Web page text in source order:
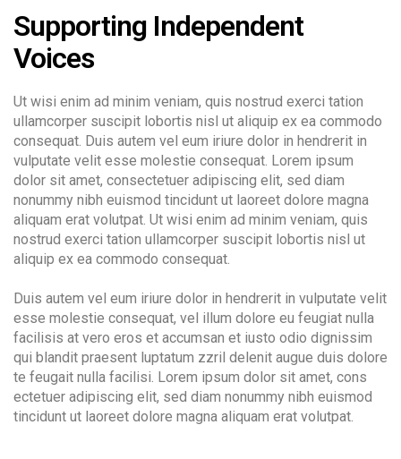
Supporting Independent
Voices
Ut wisi enim ad minim veniam, quis nostrud exerci tation
ullamcorper suscipit lobortis nisl ut aliquip ex ea commodo
consequat. Duis autem vel eum iriure dolor in hendrerit in
vulputate velit esse molestie consequat. Lorem ipsum
dolor sit amet, consectetuer adipiscing elit, sed diam
nonummy nibh euismod tincidunt ut laoreet dolore magna
aliquam erat volutpat. Ut wisi enim ad minim veniam, quis
nostrud exerci tation ullamcorper suscipit lobortis nisl ut
aliquip ex ea commodo consequat.
Duis autem vel eum iriure dolor in hendrerit in vulputate velit
esse molestie consequat, vel illum dolore eu feugiat nulla
facilisis at vero eros et accumsan et iusto odio dignissim
qui blandit praesent luptatum zzril delenit augue duis dolore
te feugait nulla facilisi. Lorem ipsum dolor sit amet, cons
ectetuer adipiscing elit, sed diam nonummy nibh euismod
tincidunt ut laoreet dolore magna aliquam erat volutpat.